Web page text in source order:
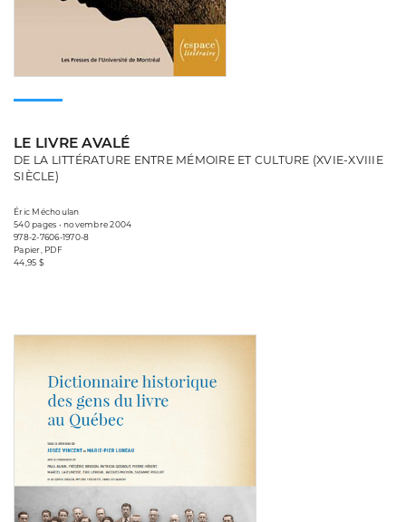
LE LIVRE AVALÉ
DE LA LITTÉRATURE ENTRE MÉMOIRE ET CULTURE (XVIE-XVIIIE
SIÈCLE)
Éric Méchoulan
540 pages • novembre 2004
978-2-7606-1970-8
Papier, PDF
44,95 $